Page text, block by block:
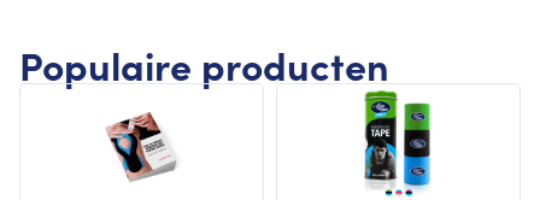
Populaire producten